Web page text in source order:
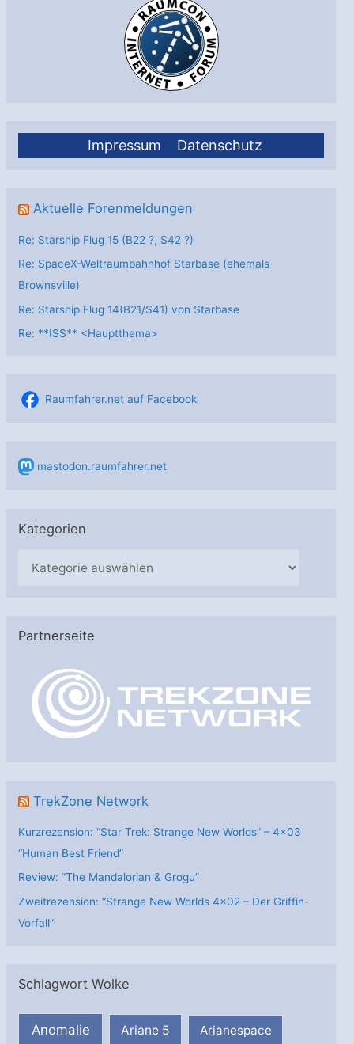
Impressum Datenschutz
Aktuelle Forenmeldungen
Re: Starship Flug 15 (B22 ?, S42 ?)
Re: SpaceX-Weltraumbahnhof Starbase (ehemals
Brownsville)
Re: Starship Flug 14(B21/S41) von Starbase
Re: **ISS** <Hauptthema>
Raumfahrer.net auf Facebook
mastodon.raumfahrer.net
Kategorien
g
Partnerseite
TrekZone Network
Kurzrezension: “Star Trek: Strange New Worlds” – 4×03
“Human Best Friend”
Review: “The Mandalorian & Grogu”
Zweitrezension: “Strange New Worlds 4×02 – Der Griffin-
Vorfall”
Schlagwort Wolke
Anomalie Ariane 5 Arianespace